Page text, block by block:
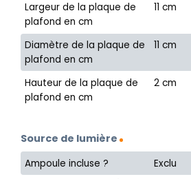
Largeur de la plaque de
plafond en cm
11 cm
Diamètre de la plaque de
plafond en cm
11 cm
Hauteur de la plaque de
plafond en cm
2 cm
Source de lumière
Ampoule incluse ?
Exclu